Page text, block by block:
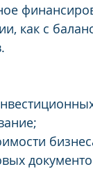
как с